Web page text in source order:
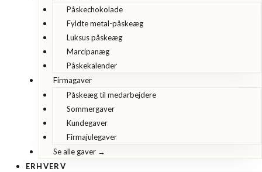
Påskechokolade
Fyldte metal-påskeæg
Luksus påskeæg
Marcipanæg
Påskekalender
Firmagaver
Påskeæg til medarbejdere
Sommergaver
Kundegaver
Firmajulegaver
Se alle gaver →
ERHVERV